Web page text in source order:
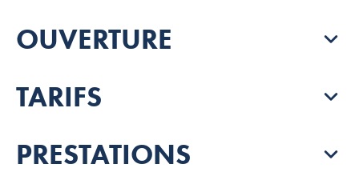
OUVERTURE
TARIFS
PRESTATIONS